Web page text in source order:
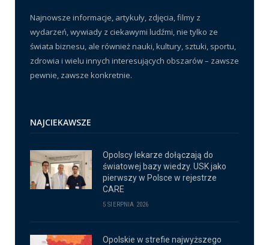
Najnowsze informacje, artykuły, zdjęcia, filmy z
wydarzeń, wywiady z ciekawymi ludźmi, nie tylko ze
świata biznesu, ale również nauki, kultury, sztuki, sportu,
zdrowia i wielu innych interesujących obszarów – zawsze
pewnie, zawsze konkretnie.
NAJCIEKAWSZE
Opolscy lekarze dołączają do
światowej bazy wiedzy. USK jako
pierwszy w Polsce w rejestrze
CARE
5 SIERPNIA 2026
Opolskie w strefie najwyższego